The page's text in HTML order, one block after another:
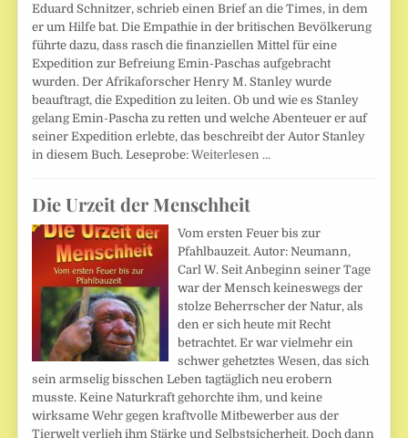
Eduard Schnitzer, schrieb einen Brief an die Times, in dem
er um Hilfe bat. Die Empathie in der britischen Bevölkerung
führte dazu, dass rasch die finanziellen Mittel für eine
Expedition zur Befreiung Emin-Paschas aufgebracht
wurden. Der Afrikaforscher Henry M. Stanley wurde
beauftragt, die Expedition zu leiten. Ob und wie es Stanley
gelang Emin-Pascha zu retten und welche Abenteuer er auf
seiner Expedition erlebte, das beschreibt der Autor Stanley
in diesem Buch. Leseprobe:Weiterlesen …
Die Urzeit der Menschheit
Vom ersten Feuer bis zur
Pfahlbauzeit. Autor: Neumann,
Carl W. Seit Anbeginn seiner Tage
war der Mensch keineswegs der
stolze Beherrscher der Natur, als
den er sich heute mit Recht
betrachtet. Er war vielmehr ein
schwer gehetztes Wesen, das sich
sein armselig bisschen Leben tagtäglich neu erobern
musste. Keine Naturkraft gehorchte ihm, und keine
wirksame Wehr gegen kraftvolle Mitbewerber aus der
Tierwelt verlieh ihm Stärke und Selbstsicherheit. Doch dann